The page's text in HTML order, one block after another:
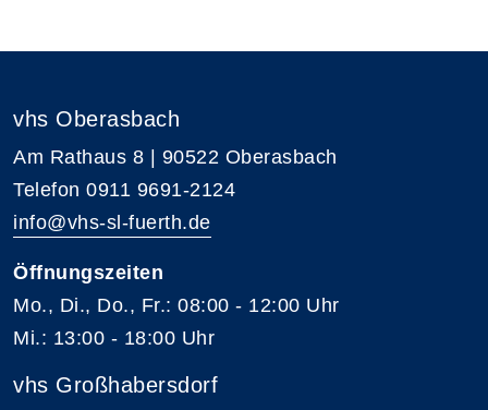
vhs Oberasbach
Am Rathaus 8 | 90522 Oberasbach
Telefon 0911 9691-2124
info@vhs-sl-fuerth.de
Öffnungszeiten
Mo., Di., Do., Fr.: 08:00 - 12:00 Uhr
Mi.: 13:00 - 18:00 Uhr
vhs Großhabersdorf